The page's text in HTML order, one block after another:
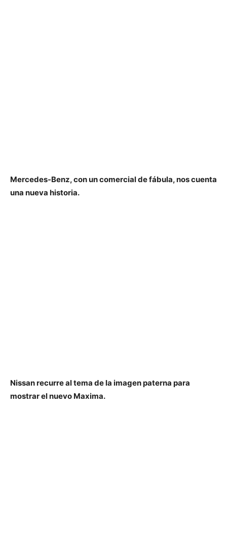
Mercedes-Benz, con un comercial de fábula, nos cuenta
una nueva historia.
Nissan recurre al tema de la imagen paterna para
mostrar el nuevo Maxima.